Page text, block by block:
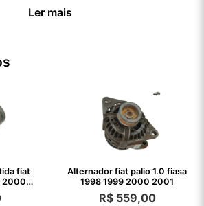
Ler mais
fiat
2000
Alternador fiat palio 1.0 fiasa
1998 1999 2000 2001
R$559,00